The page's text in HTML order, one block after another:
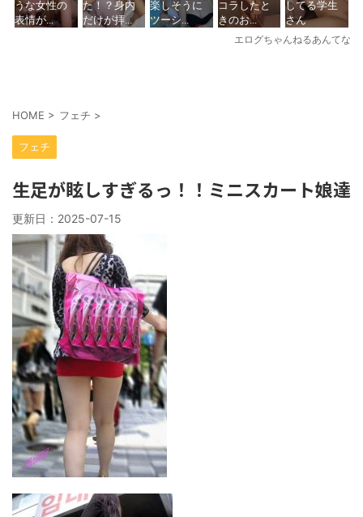
HOME > フェチ >
フェチ
生足が眩しすぎるっ！！ミニスカート娘達
更新日： 2025-07-15